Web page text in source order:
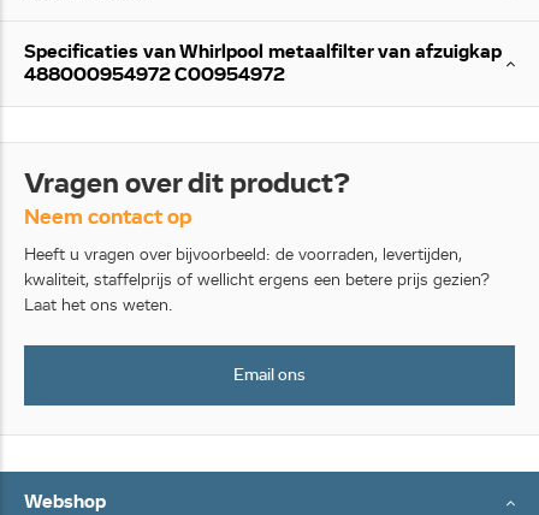
Specificaties van Whirlpool metaalfilter van afzuigkap
488000954972 C00954972
Vragen over dit product?
Neem contact op
Heeft u vragen over bijvoorbeeld: de voorraden, levertijden,
kwaliteit, staffelprijs of wellicht ergens een betere prijs gezien?
Laat het ons weten.
Email ons
Webshop